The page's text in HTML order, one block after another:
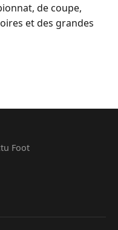
de coupe,
et des grandes
Foot